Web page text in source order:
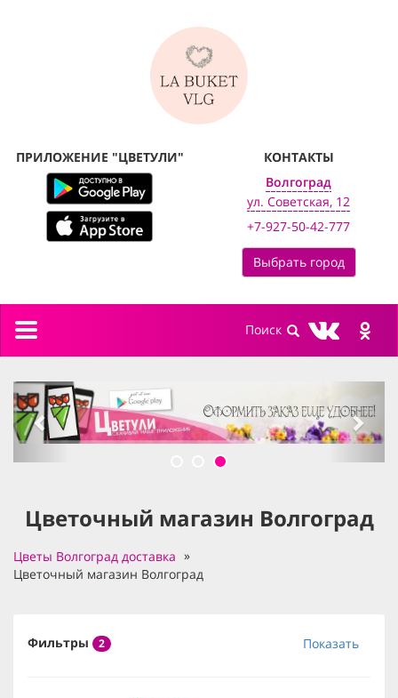
ПРИЛОЖЕНИЕ "ЦВЕТУЛИ"
КОНТАКТЫ
Волгоград
ул. Советская, 12
+7-927-50-42-777
Выбрать город
Toggle
previous
Цветочный магазин Волгоград
Цветы Волгоград доставка
Цветочный магазин Волгоград
Фильтры 2 Показать